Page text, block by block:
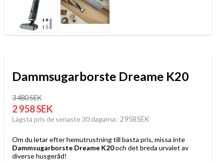
Dammsugarborste Dreame K20
3 480 SEK
2 958 SEK
Lägsta pris de senaste 30 dagarna 2 958 SEK
Om du letar efter hemutrustning till basta pris, missa inte
Dammsugarborste Dreame K20och det breda urvalet av
diverse husgeråd!